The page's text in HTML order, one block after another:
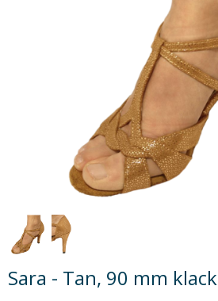
Sara - Tan, 90 mm klack